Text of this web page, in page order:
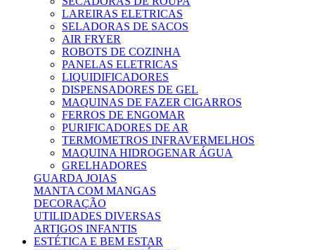
LAREIRAS ELETRICAS
SELADORAS DE SACOS
AIR FRYER
ROBOTS DE COZINHA
PANELAS ELETRICAS
LIQUIDIFICADORES
DISPENSADORES DE GEL
MAQUINAS DE FAZER CIGARROS
FERROS DE ENGOMAR
PURIFICADORES DE AR
TERMOMETROS INFRAVERMELHOS
MAQUINA HIDROGENAR ÁGUA
GRELHADORES
GUARDA JOIAS
MANTA COM MANGAS
DECORAÇÃO
UTILIDADES DIVERSAS
ARTIGOS INFANTIS
ESTÉTICA E BEM ESTAR